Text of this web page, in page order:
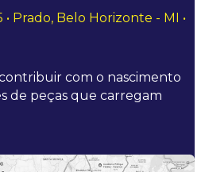
Prado, Belo Horizonte - MI •
com o nascimento
de peças que carregam